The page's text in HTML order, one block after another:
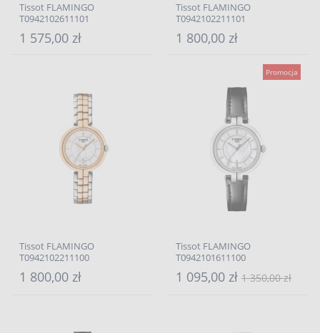
Tissot FLAMINGO
T0942102611101
1 575,00 zł
Tissot FLAMINGO
T0942102211101
1 800,00 zł
Tissot FLAMINGO
T0942102211100
1 800,00 zł
Promocja
Tissot FLAMINGO
T0942101611100
1 095,00 zł 1 350,00 zł